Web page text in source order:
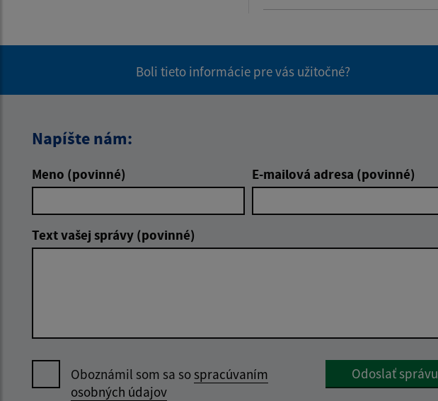
Boli tieto informácie pre vás užitočné?
Napíšte nám:
Meno (povinné) E-mailová adresa (povinné)
Text vašej správy (povinné)
Oboznámil som sa sospracúvaním
osobných údajov
Odoslať správu